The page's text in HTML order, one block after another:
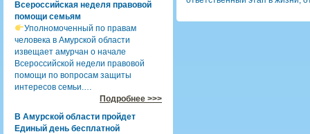
Всероссийская неделя правовой
помощи семьям
Уполномоченный по правам
человека в Амурской области
извещает амурчан о начале
Всероссийской недели правовой
помощи по вопросам защиты
интересов семьи.…
Подробнее >>>
В Амурской области пройдет
Единый день бесплатной